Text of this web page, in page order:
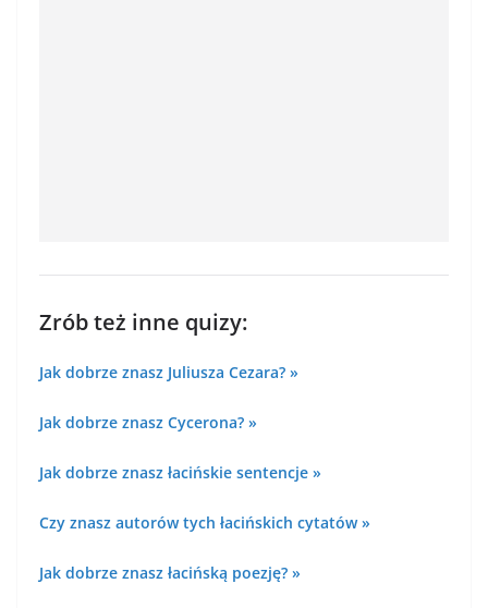
Zrób też inne quizy:
Jak dobrze znasz Juliusza Cezara? »
Jak dobrze znasz Cycerona? »
Jak dobrze znasz łacińskie sentencje »
Czy znasz autorów tych łacińskich cytatów »
Jak dobrze znasz łacińską poezję? »